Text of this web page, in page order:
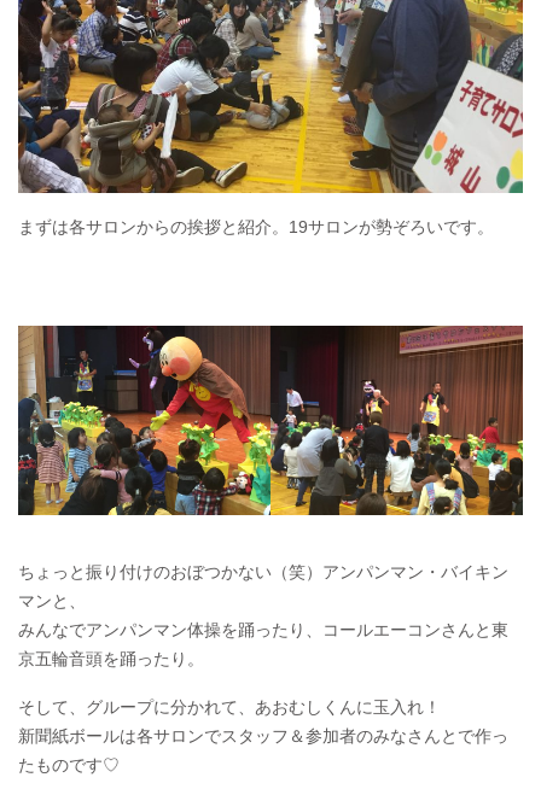
まずは各サロンからの挨拶と紹介。19サロンが勢ぞろいです。
ちょっと振り付けのおぼつかない（笑）アンパンマン・バイキン
マンと、
みんなでアンパンマン体操を踊ったり、コールエーコンさんと東
京五輪音頭を踊ったり。
そして、グループに分かれて、あおむしくんに玉入れ！
新聞紙ボールは各サロンでスタッフ＆参加者のみなさんとで作っ
たものです♡